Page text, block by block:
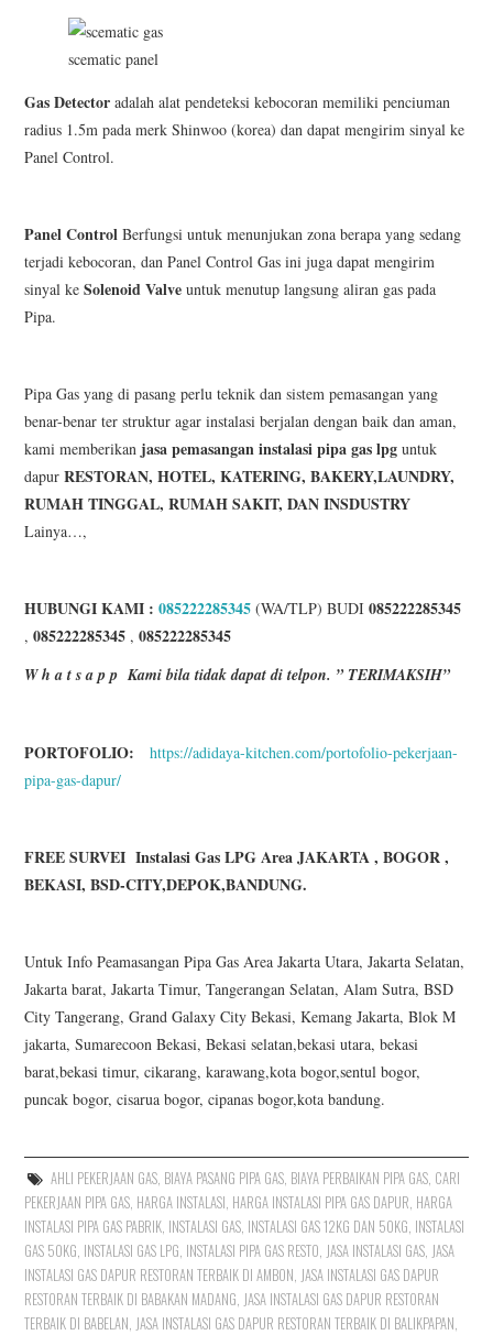
scematic panel
Gas Detector adalah alat pendeteksi kebocoran memiliki penciuman
radius 1.5m pada merk Shinwoo (korea) dan dapat mengirim sinyal ke
Panel Control.
Panel Control Berfungsi untuk menunjukan zona berapa yang sedang
terjadi kebocoran, dan Panel Control Gas ini juga dapat mengirim
sinyal ke Solenoid Valve untuk menutup langsung aliran gas pada
Pipa.
Pipa Gas yang di pasang perlu teknik dan sistem pemasangan yang
benar-benar ter struktur agar instalasi berjalan dengan baik dan aman,
kami memberikan jasa pemasangan instalasi pipa gas lpguntuk
dapurRESTORAN, HOTEL, KATERING, BAKERY,LAUNDRY,
RUMAH TINGGAL, RUMAH SAKIT, DAN INSDUSTRY
Lainya…,
HUBUNGI KAMI : 085222285345 (WA/TLP) BUDI085222285345
,085222285345 ,085222285345
W h a t s a p p Kami bila tidak dapat di telpon. ” TERIMAKSIH”
PORTOFOLIO:
https://adidaya-kitchen.com/portofolio-pekerjaan-
pipa-gas-dapur/
FREE SURVEI Instalasi Gas LPG Area JAKARTA , BOGOR ,
BEKASI, BSD-CITY,DEPOK,BANDUNG.
Untuk Info Peamasangan Pipa Gas Area Jakarta Utara, Jakarta Selatan,
Jakarta barat, Jakarta Timur, Tangerangan Selatan, Alam Sutra, BSD
City Tangerang, Grand Galaxy City Bekasi, Kemang Jakarta, Blok M
jakarta, Sumarecoon Bekasi, Bekasi selatan,bekasi utara, bekasi
barat,bekasi timur, cikarang, karawang,kota bogor,sentul bogor,
puncak bogor, cisarua bogor, cipanas bogor,kota bandung.
AHLI PEKERJAAN GAS, BIAYA PASANG PIPA GAS, BIAYA PERBAIKAN PIPA GAS, CARI
PEKERJAAN PIPA GAS HARGA INSTALASI HARGA INSTALASI PIPA GAS DAPUR HARGA
INSTALASI PIPA GAS PABRIK INSTALASI GAS INSTALASI GAS 12KG DAN 50KG INSTALASI
GAS 50KG INSTALASI GAS LPG INSTALASI PIPA GAS RESTO JASA INSTALASI GAS JASA
INSTALASI GAS DAPUR RESTORAN TERBAIK DI AMBON JASA INSTALASI GAS DAPUR
RESTORAN TERBAIK DI BABAKAN MADANG JASA INSTALASI GAS DAPUR RESTORAN
TERBAIK DI BABELAN JASA INSTALASI GAS DAPUR RESTORAN TERBAIK DI BALIKPAPAN